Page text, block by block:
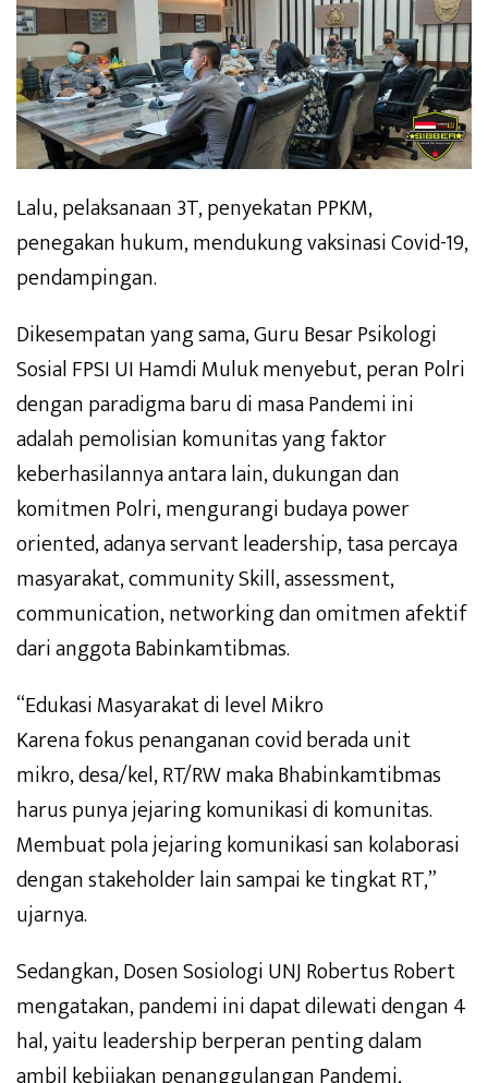
Lalu, pelaksanaan 3T, penyekatan PPKM,
penegakan hukum, mendukung vaksinasi Covid-19,
pendampingan.
Dikesempatan yang sama, Guru Besar Psikologi
Sosial FPSI UI Hamdi Muluk menyebut, peran Polri
dengan paradigma baru di masa Pandemi ini
adalah pemolisian komunitas yang faktor
keberhasilannya antara lain, dukungan dan
komitmen Polri, mengurangi budaya power
oriented, adanya servant leadership, tasa percaya
masyarakat, community Skill, assessment,
communication, networking dan omitmen afektif
dari anggota Babinkamtibmas.
“Edukasi Masyarakat di level Mikro
Karena fokus penanganan covid berada unit
mikro, desa/kel, RT/RW maka Bhabinkamtibmas
harus punya jejaring komunikasi di komunitas.
Membuat pola jejaring komunikasi san kolaborasi
dengan stakeholder lain sampai ke tingkat RT,”
ujarnya.
Sedangkan, Dosen Sosiologi UNJ Robertus Robert
mengatakan, pandemi ini dapat dilewati dengan 4
hal, yaitu leadership berperan penting dalam